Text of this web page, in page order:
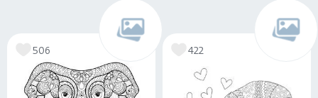
506 422